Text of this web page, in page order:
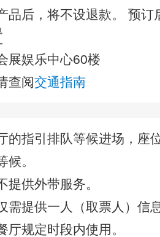
品后，将不设退款。 预订
展娱乐中心60楼
查阅交通指南
的指引排队等候进场，座
候。
提供外带服务。
需提供一人（取票人）信
厅规定时段内使用。